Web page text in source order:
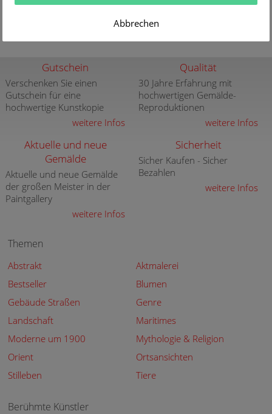
Gutschein
Verschenken Sie einen
Gutschein für eine
hochwertige Kunstkopie
weitere Infos
Qualität
30 Jahre Erfahrung mit
hochwertigen Gemälde-
Reproduktionen
weitere Infos
Aktuelle und neue
Gemälde
Aktuelle und neue Gemälde
der großen Meister in der
Paintgallery
weitere Infos
Sicherheit
Sicher Kaufen - Sicher
Bezahlen
weitere Infos
Themen
Abstrakt
Aktmalerei
Bestseller
Blumen
Gebäude Straßen
Genre
Landschaft
Maritimes
Moderne um 1900
Mythologie & Religion
Orient
Ortsansichten
Stilleben
Tiere
Berühmte Künstler
Abbrechen